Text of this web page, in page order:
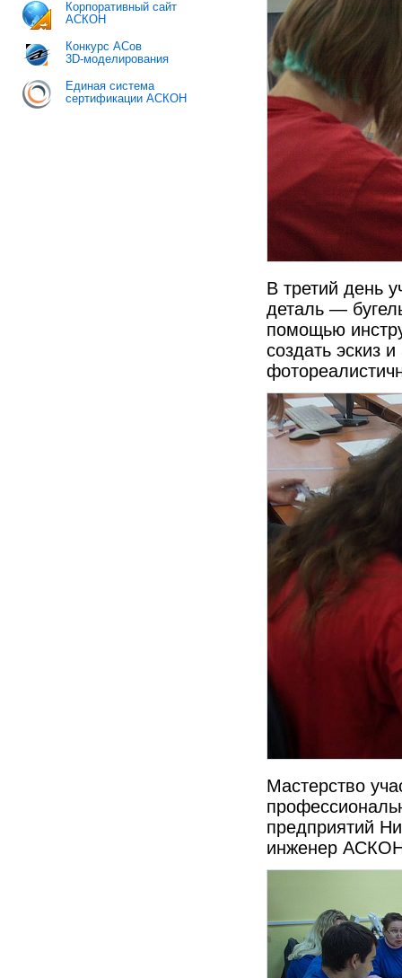
Корпоративный сайт
АСКОН
Конкурс АСов
3D-моделирования
Единая система
сертификации АСКОН
В третий день
деталь —
помощью
создать эскиз
Мастерство
предприятий
инженер